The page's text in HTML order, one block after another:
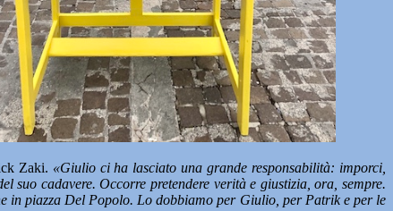
Zaki. «Giulio ci ha lasciato una grande responsabilità: imporci,
cadavere. Occorre pretendere verità e giustizia, ora, sempre.
in piazza Del Popolo. Lo dobbiamo per Giulio, per Patrik e per le